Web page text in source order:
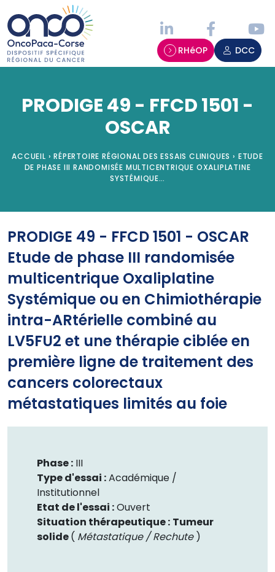
RHéOP DCC
PRODIGE 49 - FFCD 1501 -
OSCAR
ACCUEIL › RÉPERTOIRE RÉGIONAL DES ESSAIS CLINIQUES › ETUDE
DE PHASE III RANDOMISÉE MULTICENTRIQUE OXALIPLATINE
SYSTÉMIQUE…
PRODIGE 49 - FFCD 1501 - OSCAR
Etude de phase III randomisée
multicentrique Oxaliplatine
Systémique ou en Chimiothérapie
intra-ARtérielle combiné au
LV5FU2 et une thérapie ciblée en
première ligne de traitement des
cancers colorectaux
métastatiques limités au foie
Phase : III
Type d'essai :Académique /
Institutionnel
Etat de l'essai :Ouvert
Situation thérapeutique : Tumeur
solide( Métastatique / Rechute)
Panneau de gestion des cookies